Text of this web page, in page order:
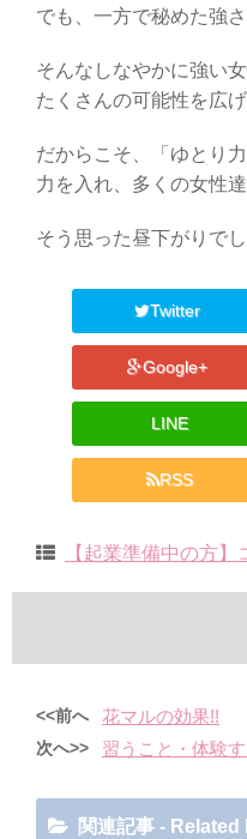
でも、一方で秘めた強
そんなしなやかに強い
たくさんの可能性を広
だからこそ、「ゆとり
力を入れ、多くの女性
そう思った昼下がりでし
Twitter
Google+
LINE
RSS
【起業準備中の方
<<前へ 花マルの効果!!
次へ>> 習うこと・体験
関連記事 - Related